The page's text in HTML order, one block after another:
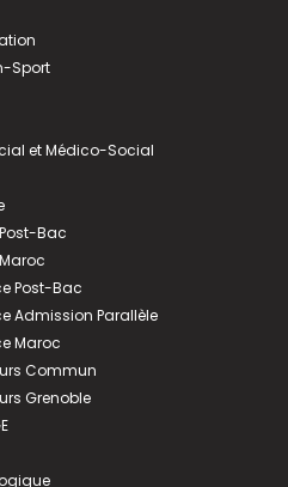
Sport
et Médico-Social
Bac
Post-Bac
Admission Parallèle
Maroc
Commun
Grenoble